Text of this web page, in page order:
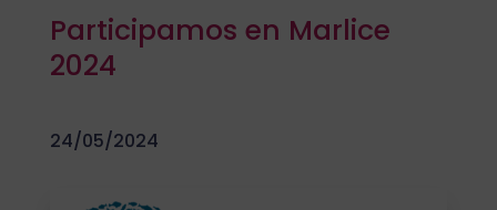
Participamos en Marlice
2024
24/05/2024